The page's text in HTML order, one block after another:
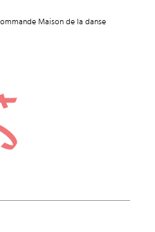
Maison de la danse